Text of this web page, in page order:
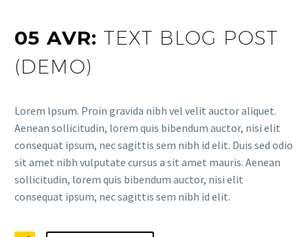
05 AVR:TEXT BLOG POST
(DEMO)
Lorem Ipsum. Proin gravida nibh vel velit auctor aliquet.
Aenean sollicitudin, lorem quis bibendum auctor, nisi elit
consequat ipsum, nec sagittis sem nibh id elit. Duis sed odio
sit amet nibh vulputate cursus a sit amet mauris. Aenean
sollicitudin, lorem quis bibendum auctor, nisi elit
consequat ipsum, nec sagittis sem nibh id elit.